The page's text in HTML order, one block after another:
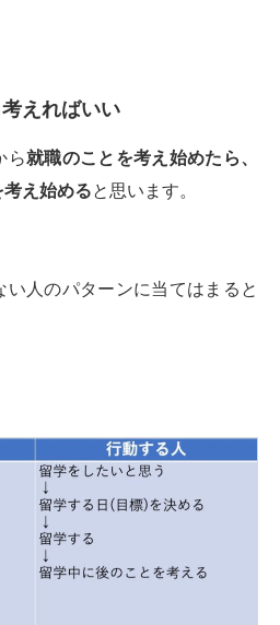
えればいい
ら就職のことを考え始めたら、
え始めると思います。
人のパターンに当てはまると